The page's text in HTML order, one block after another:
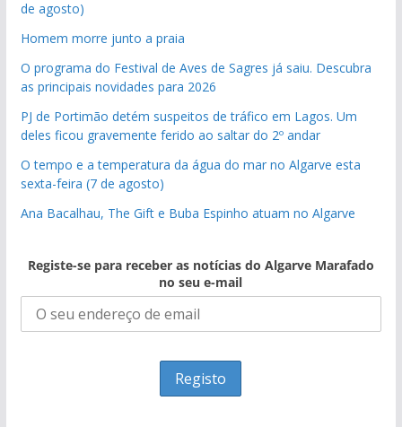
de agosto)
Homem morre junto a praia
O programa do Festival de Aves de Sagres já saiu. Descubra
as principais novidades para 2026
PJ de Portimão detém suspeitos de tráfico em Lagos. Um
deles ficou gravemente ferido ao saltar do 2º andar
O tempo e a temperatura da água do mar no Algarve esta
sexta-feira (7 de agosto)
Ana Bacalhau, The Gift e Buba Espinho atuam no Algarve
Registe-se para receber as notícias do Algarve Marafado
no seu e-mail